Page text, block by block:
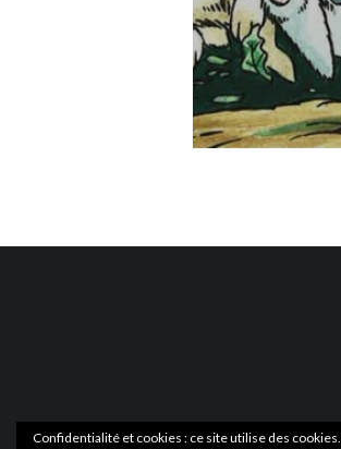
Confidentialité et cookies : ce site utilise des